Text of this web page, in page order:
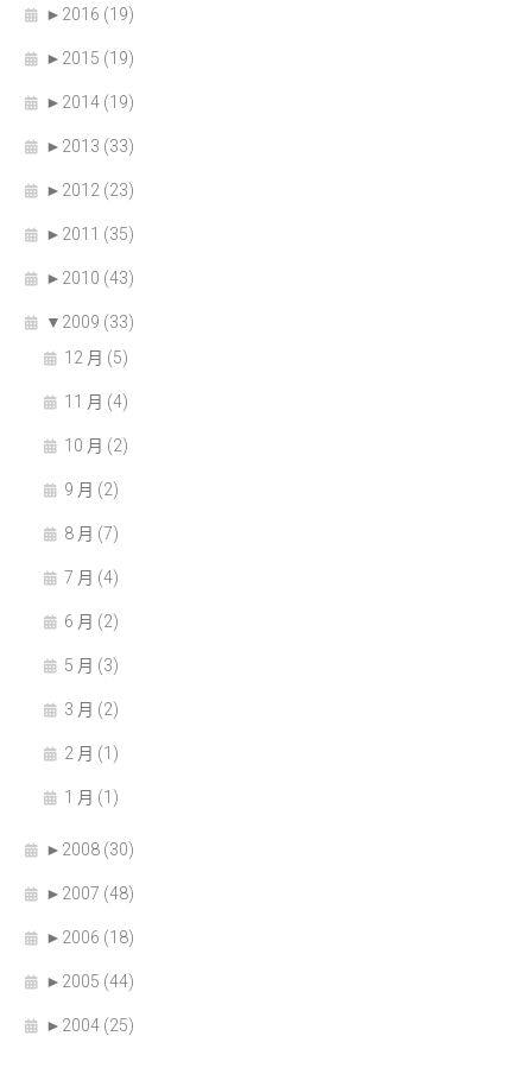
► 2016 (19)
► 2015 (19)
► 2014 (19)
► 2013 (33)
► 2012 (23)
► 2011 (35)
► 2010 (43)
▼ 2009 (33)
12 月 (5)
11 月 (4)
10 月 (2)
9 月 (2)
8 月 (7)
7 月 (4)
6 月 (2)
5 月 (3)
3 月 (2)
2 月 (1)
1 月 (1)
► 2008 (30)
► 2007 (48)
► 2006 (18)
► 2005 (44)
► 2004 (25)